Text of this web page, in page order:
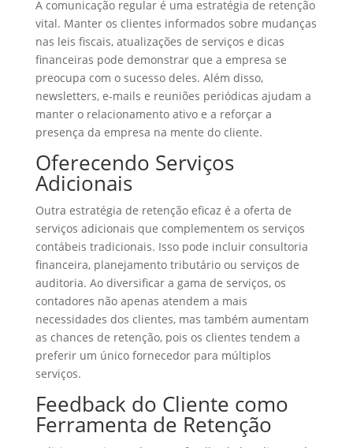
A comunicação regular é uma estratégia de retenção
vital. Manter os clientes informados sobre mudanças
nas leis fiscais, atualizações de serviços e dicas
financeiras pode demonstrar que a empresa se
preocupa com o sucesso deles. Além disso,
newsletters, e-mails e reuniões periódicas ajudam a
manter o relacionamento ativo e a reforçar a
presença da empresa na mente do cliente.
Oferecendo Serviços
Adicionais
Outra estratégia de retenção eficaz é a oferta de
serviços adicionais que complementem os serviços
contábeis tradicionais. Isso pode incluir consultoria
financeira, planejamento tributário ou serviços de
auditoria. Ao diversificar a gama de serviços, os
contadores não apenas atendem a mais
necessidades dos clientes, mas também aumentam
as chances de retenção, pois os clientes tendem a
preferir um único fornecedor para múltiplos
serviços.
Feedback do Cliente como
Ferramenta de Retenção